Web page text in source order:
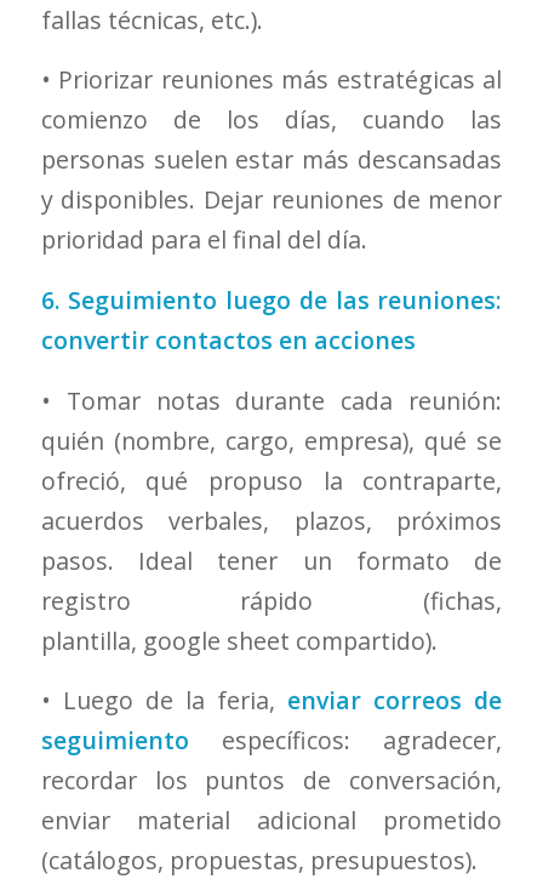
fallas técnicas, etc.).
• Priorizar reuniones más estratégicas al
comienzo de los días, cuando las
personas suelen estar más descansadas
y disponibles. Dejar reuniones de menor
prioridad para el final del día.
6. Seguimiento luego de las reuniones:
convertir contactos en acciones
• Tomar notas durante cada reunión:
quién (nombre, cargo, empresa), qué se
ofreció, qué propuso la contraparte,
acuerdos verbales, plazos, próximos
pasos. Ideal tener un formato de
registro rápido (fichas,
plantilla, google sheet compartido).
• Luego de la feria, enviar correos de
seguimiento específicos: agradecer,
recordar los puntos de conversación,
enviar material adicional prometido
(catálogos, propuestas, presupuestos).